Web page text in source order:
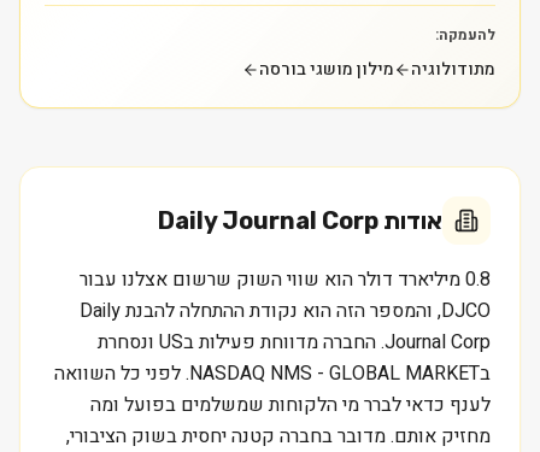
להעמקה:
מתודולוגיה מילון מושגי בורסה
אודות Daily Journal Corp
0.8 מיליארד דולר הוא שווי השוק שרשום אצלנו עבור
DJCO, והמספר הזה הוא נקודת ההתחלה להבנת Daily
Journal Corp. החברה מדווחת פעילות בUS ונסחרת
בNASDAQ NMS - GLOBAL MARKET. לפני כל השוואה
לענף כדאי לברר מי הלקוחות שמשלמים בפועל ומה
מחזיק אותם. מדובר בחברה קטנה יחסית בשוק הציבורי,